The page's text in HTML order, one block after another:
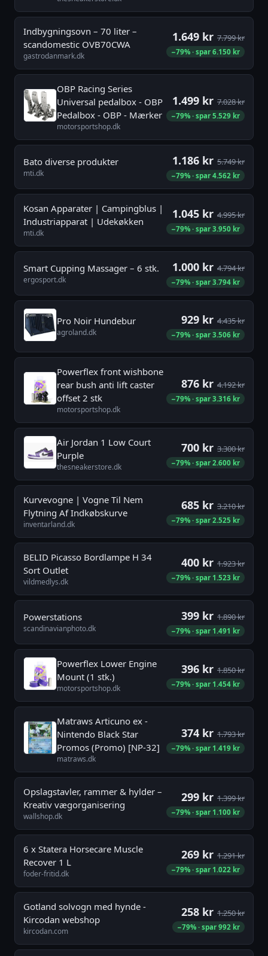
Indbygningsovn – 70 liter –
scandomestic OVB70CWA
gastrodanmark.dk
1.649 kr 7.799 kr
−79% · spar 6.150 kr
OBP Racing Series
Universal pedalbox - OBP
Pedalbox - OBP - Mærker
motorsportshop.dk
1.499 kr 7.028 kr
−79% · spar 5.529 kr
Bato diverse produkter
mti.dk
1.186 kr 5.749 kr
−79% · spar 4.562 kr
Kosan Apparater | Campingblus |
Industriapparat | Udekøkken
mti.dk
1.045 kr 4.995 kr
−79% · spar 3.950 kr
Smart Cupping Massager – 6 stk.
ergosport.dk
1.000 kr 4.794 kr
−79% · spar 3.794 kr
Pro Noir Hundebur
agroland.dk
929 kr 4.435 kr
−79% · spar 3.506 kr
Powerflex front wishbone
rear bush anti lift caster
offset 2 stk
motorsportshop.dk
876 kr 4.192 kr
−79% · spar 3.316 kr
Air Jordan 1 Low Court
Purple
thesneakerstore.dk
700 kr 3.300 kr
−79% · spar 2.600 kr
Kurvevogne | Vogne Til Nem
Flytning Af Indkøbskurve
inventarland.dk
685 kr 3.210 kr
−79% · spar 2.525 kr
BELID Picasso Bordlampe H 34
Sort Outlet
vildmedlys.dk
400 kr 1.923 kr
−79% · spar 1.523 kr
Powerstations
scandinavianphoto.dk
399 kr 1.890 kr
−79% · spar 1.491 kr
Powerflex Lower Engine
Mount (1 stk.)
motorsportshop.dk
396 kr 1.850 kr
−79% · spar 1.454 kr
Matraws Articuno ex -
Nintendo Black Star
Promos (Promo) [NP-32]
matraws.dk
374 kr 1.793 kr
−79% · spar 1.419 kr
Opslagstavler, rammer & hylder –
Kreativ vægorganisering
wallshop.dk
299 kr 1.399 kr
−79% · spar 1.100 kr
6 x Statera Horsecare Muscle
Recover 1 L
foder-fritid.dk
269 kr 1.291 kr
−79% · spar 1.022 kr
Gotland solvogn med hynde -
Kircodan webshop
kircodan.com
258 kr 1.250 kr
−79% · spar 992 kr